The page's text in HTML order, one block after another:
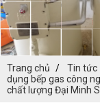
Trang chủ Tin tức
dụng bếp gas công
chất lượng Đại Minh